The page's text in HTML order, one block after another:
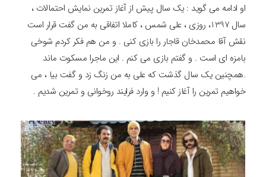
او ادامه می گوید : یک سال پیش از آغاز تمرین نمایش احتمالات ،
سال 1397، روزی ، علی شمس ، کاملا اتفاقی به من گفت قرار است
نقش آقا محمدخان قاجار را بازی کنی . و من هم فکر کردم شوخی
بامزه ای است . و گفتم بازی می کنم . این ماجرا مسکوت ماند
.همچنین یک سال گذشت که علی به من زنگ زد و گفت بیا ، می
خواهیم تمرین را آغاز کنیم ! و وارد فرایند روخوانی و تمرین شدیم .